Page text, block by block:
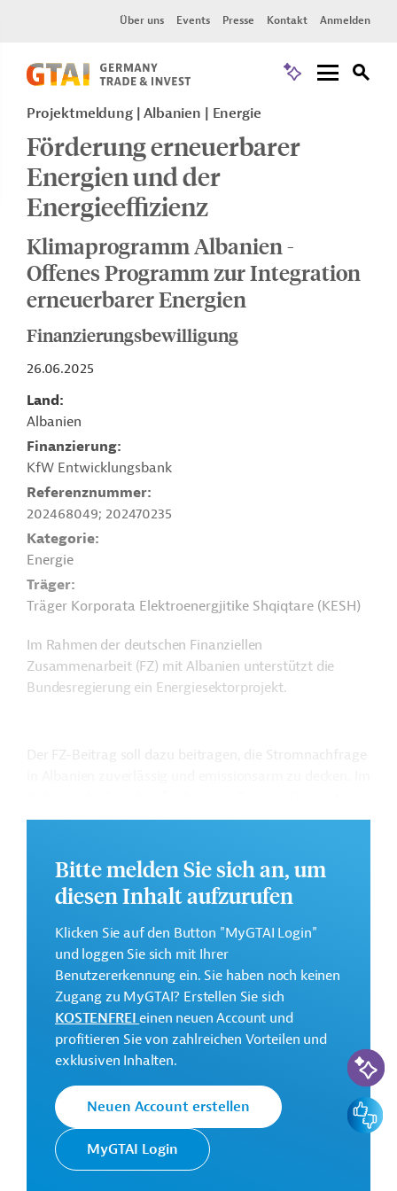
Über uns Events Presse Kontakt Anmelden
Projektmeldung Albanien Energie
Förderung erneuerbarer
Energien und der
Energieeffizienz
Klimaprogramm Albanien -
Offenes Programm zur Integration
erneuerbarer Energien
Finanzierungsbewilligung
26.06.2025
Land
Albanien
Finanzierung
KfW Entwicklungsbank
Referenznummer
202468049; 202470235
Kategorie
Energie
Träger
Träger Korporata Elektroenergjitike Shqiqtare (KESH)
Im Rahmen der deutschen Finanziellen
Zusammenarbeit (FZ) mit Albanien unterstützt die
Bundesregierung ein Energiesektorprojekt.
Der FZ-Beitrag soll dazu beitragen, die Stromnachfrage
und zwei Turbinenlaufräder des Wasserkraftwerks
von 500 auf 550 MW gesteigert werden.
GTAI informiert über dieKfW: Schwerpunkte,
Geschäftsanbahnung.
Kontaktadressen
Die KfW Entwicklungsbank
setzt die Finanzielle
Zusammenarbeit (FZ)
Deutschlands im Auftrag der
Bundesregierung um. Ziele der
Bitte melden Sie sich an, um
diesen Inhalt aufzurufen
Klicken Sie auf den Button "MyGTAI Login"
und loggen Sie sich mit Ihrer
Benutzererkennung ein. Sie haben noch keinen
Zugang zu MyGTAI? Erstellen Sie sich
KOSTENFREIeinen neuen Account und
profitieren Sie von zahlreichen Vorteilen und
exklusiven Inhalten.
Neuen Account erstellen
MyGTAI Login
KI-